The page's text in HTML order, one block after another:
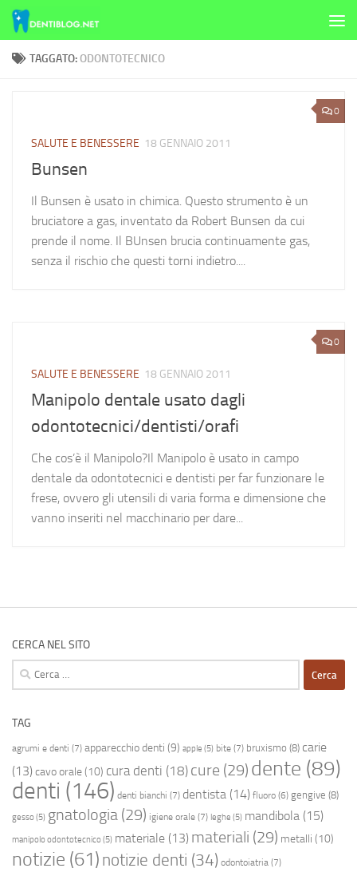
Skip to content
TAGGATO:ODONTOTECNICO
0
SALUTE E BENESSERE 18 GENNAIO 2011
Bunsen
Il Bunsen è usato in chimica. Questo strumento è un
bruciatore a gas, inventato da Robert Bunsen da cui
prende il nome. Il BUnsen brucia continuamente gas,
senza il rischio che questi torni indietro....
0
SALUTE E BENESSERE 18 GENNAIO 2011
Manipolo dentale usato dagli
odontotecnici/dentisti/orafi
Che cos’è il Manipolo?Il Manipolo è usato in campo
dentale da odontotecnici e dentisti per far funzionare le
frese, ovvero gli utensili di varia forma e dimensione che
vanno inseriti nel macchinario per dare...
CERCA NEL SITO
Ricerca
per:
TAG
agrumi e denti (7) apparecchio denti (9) apple (5) bite (7) bruxismo (8) carie
(13) cavo orale(10) cura denti (18) cure (29) dente (89)
denti (146) denti bianchi (7) dentista (14) fluoro (6) gengive (8)
gesso(5) gnatologia (29) igiene orale (7) leghe (5) mandibola (15)
manipolo odontotecnico(5) materiale (13) materiali (29) metalli (10)
notizie (61) notizie denti (34) odontoiatria (7)